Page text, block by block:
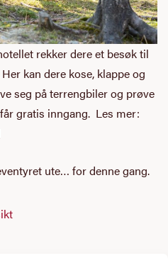
rekker dere et besøk til
Her kan dere kose, klappe og
seg på terrengbiler og prøve
gratis inngang. Les mer:
ute… for denne gang.